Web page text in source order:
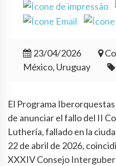
23/04/2026
México, Uruguay
El Programa
de anunciar el fallo del II
Luthería, fallado en la
22 de abril de 2026,
XXXIV Consejo